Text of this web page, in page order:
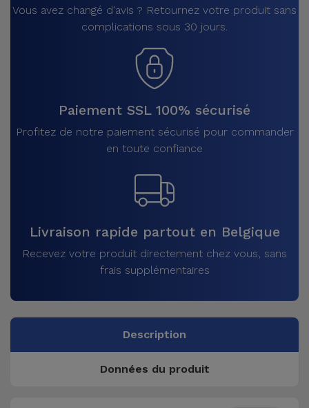
Vous avez changé d'avis ? Retournez votre produit sans
complications sous 30 jours.
Paiement SSL 100% sécurisé
Profitez de notre paiement sécurisé pour commander
en toute confiance
Livraison rapide partout en Belgique
Recevez votre produit directement chez vous, sans
frais supplémentaires
Description
Données du produit